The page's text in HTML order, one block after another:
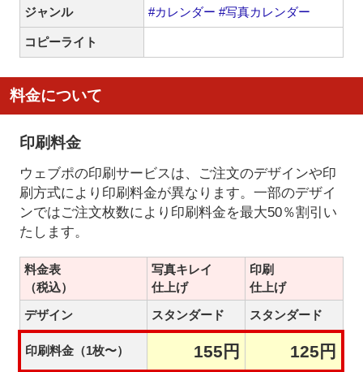
ジャンル #カレンダー #写真カレンダー
コピーライト
料金について
印刷料金
ウェブポの印刷サービスは、ご注文のデザインや印
刷方式により印刷料金が異なります。一部のデザイ
ンではご注文枚数により印刷料金を最大50％割引い
たします。
料金表
（税込）
写真キレイ
仕上げ
印刷
仕上げ
デザイン
スタンダード スタンダード
印刷料金（1枚〜） 155円 125円